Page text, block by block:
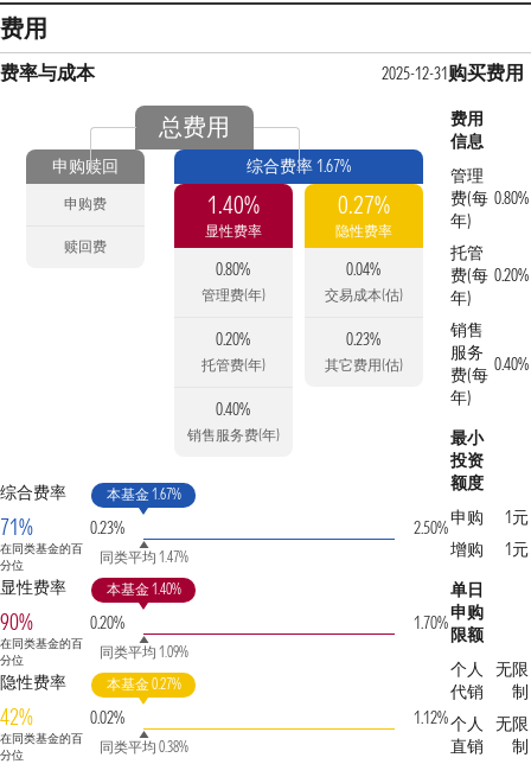
费用
费率与成本 2025-12-31
总费用
申购赎回
申购费
赎回费
综合费率 1.67%
1.40%
显性费率
0.80%
管理费(年)
0.20%
托管费(年)
0.40%
销售服务费(年)
0.27%
隐性费率
0.04%
交易成本(估)
0.23%
其它费用(估)
综合费率
71%
在同类基金的百
分位
0.23%
本基金 1.67%
同类平均 1.47%
2.50%
显性费率
90%
在同类基金的百
分位
0.20%
本基金 1.40%
同类平均 1.09%
1.70%
隐性费率
42%
在同类基金的百
分位
0.02%
本基金 0.27%
同类平均 0.38%
1.12%
购买费用
费用
信息
管理
费(每
年)
0.80%
托管
费(每
年)
0.20%
销售
服务
费(每
年)
0.40%
最小
投资
额度
申购
1元
增购
1元
单日
申购
限额
个人
代销
无限
制
个人
直销
无限
制